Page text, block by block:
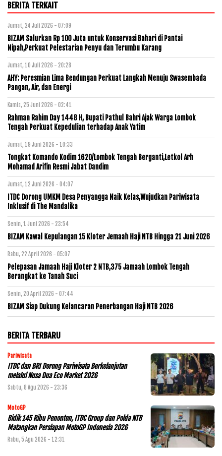
BERITA TERKAIT
Jumat, 24 Juli 2026 - 07:09
BIZAM Salurkan Rp 100 Juta untuk Konservasi Bahari di Pantai
Nipah,Perkuat Pelestarian Penyu dan Terumbu Karang
Jumat, 10 Juli 2026 - 20:28
AHY: Peresmian Lima Bendungan Perkuat Langkah Menuju Swasembada
Pangan, Air, dan Energi
Kamis, 25 Juni 2026 - 02:41
Rahman Rahim Day 1448 H, Bupati Pathul Bahri Ajak Warga Lombok
Tengah Perkuat Kepedulian terhadap Anak Yatim
Jumat, 19 Juni 2026 - 10:33
Tongkat Komando Kodim 1620/Lombok Tengah Berganti,Letkol Arh
Mohamad Arifin Resmi Jabat Dandim
Jumat, 12 Juni 2026 - 04:07
ITDC Dorong UMKM Desa Penyangga Naik Kelas,Wujudkan Pariwisata
Inklusif di The Mandalika
Senin, 1 Juni 2026 - 23:54
BIZAM Kawal Kepulangan 15 Kloter Jemaah Haji NTB Hingga 21 Juni 2026
Rabu, 22 April 2026 - 05:07
Pelepasan Jamaah Haji Kloter 2 NTB,375 Jamaah Lombok Tengah
Berangkat ke Tanah Suci
Senin, 20 April 2026 - 07:44
BIZAM Siap Dukung Kelancaran Penerbangan Haji NTB 2026
BERITA TERBARU
Pariwisata
ITDC dan BRI Dorong Pariwisata Berkelanjutan
melalui Nusa Dua Eco Market 2026
Sabtu, 8 Agu 2026 - 23:36
MotoGP
Bidik 145 Ribu Penonton, ITDC Group dan Polda NTB
Matangkan Persiapan MotoGP Indonesia 2026
Rabu, 5 Agu 2026 - 12:31